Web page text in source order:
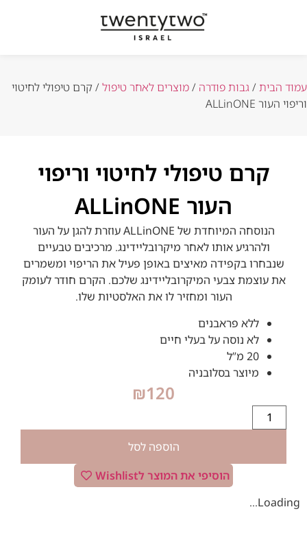
עמוד הבית/גבות פודרה /מוצרים לאחר טיפול/ קרם טיפולי לחיטוי
וריפוי העור ALLinONE
Loading...
קרם טיפולי לחיטוי וריפוי
העור ALLinONE
הנוסחה המיוחדת של ALLinONE עוזרת להגן על העור
ולהרגיע אותו לאחר מיקרובליידינג. מרכיבים טבעיים
שנבחרו בקפידה מאיצים באופן פעיל את הריפוי ומשמרים
את עוצמת צבעי המיקרובליידינג שלכם. הקרם חודר לעומק
העור ומחזיר לו את האלסטיות שלו.
ללא פראבנים
לא נוסה על בעלי חיים
20 מ”ל
מיוצר בסלובניה
₪120
הוספה לסל
הוסיפי את המוצר לWishlist